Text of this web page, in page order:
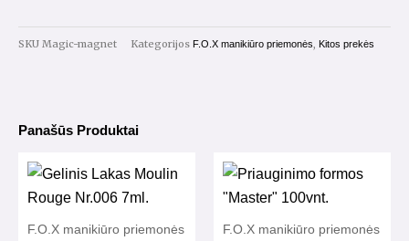
Eye
SKU Magic-magnet Kategorijos F.O.X manikiūro priemonės, Kitos prekės
Panašūs Produktai
F.O.X manikiūro priemonės F.O.X manikiūro priemonės